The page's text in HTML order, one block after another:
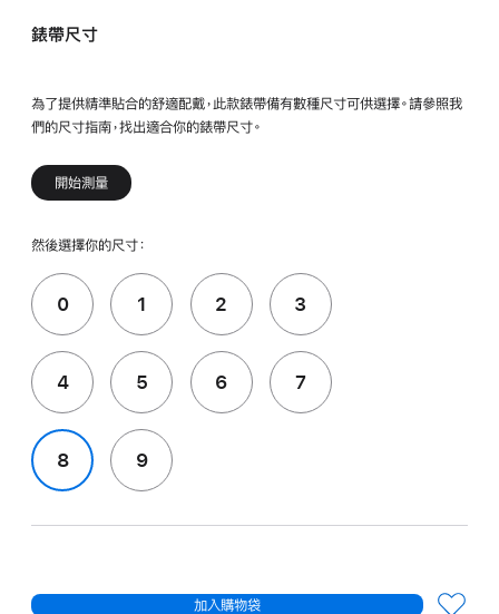
錶帶尺寸
為了提供精準貼合的舒適配戴，此款錶帶備有數種尺寸可供選擇。請參照我
們的尺寸指南，找出適合你的錶帶尺寸。
開始測量
然後選擇你的尺寸：
0 1 2 3
4 5 6 7
8 9
加入購物袋